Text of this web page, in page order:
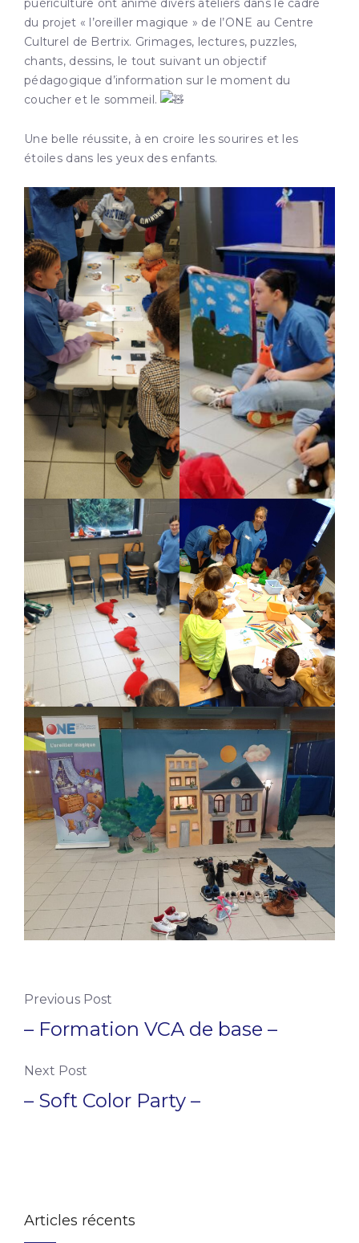
puériculture ont animé divers ateliers dans le cadre
du projet « l’oreiller magique » de l’ONE au Centre
Culturel de Bertrix. Grimages, lectures, puzzles,
chants, dessins, le tout suivant un objectif
pédagogique d’information sur le moment du
coucher et le sommeil.
Une belle réussite, à en croire les sourires et les
étoiles dans les yeux des enfants.
Previous Post
– Formation VCA de base –
Next Post
– Soft Color Party –
Articles récents